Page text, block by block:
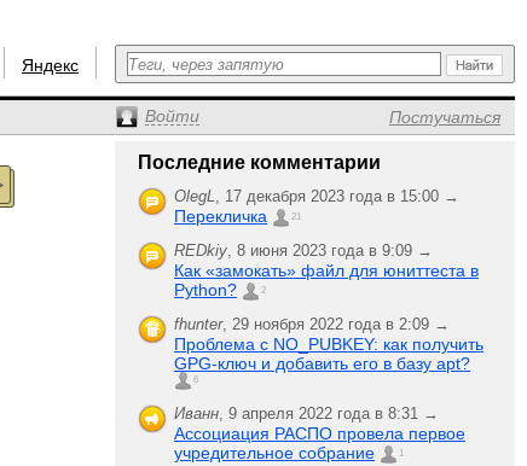
Яндекс
Войти Постучаться
Последние комментарии
OlegL, 17 декабря 2023 года в 15:00 →
Перекличка 21
REDkiy, 8 июня 2023 года в 9:09 →
Как «замокать» файл для юниттеста в
Python?
2
fhunter, 29 ноября 2022 года в 2:09 →
Проблема с NO_PUBKEY: как получить
GPG-ключ и добавить его в базу apt?
6
Иванн, 9 апреля 2022 года в 8:31 →
Ассоциация РАСПО провела первое
учредительное собрание
1